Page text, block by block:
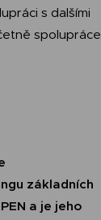
s dalšími
spolupráce
základních
a je jeho